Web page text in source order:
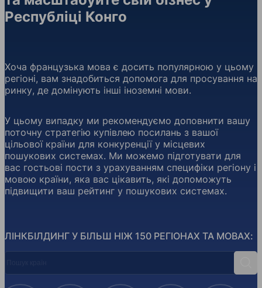
Республіці Конго
ЛІНКБІЛДИНГ У БІЛЬШ НІЖ 150 РЕГІОНАХ ТА МОВАХ:
Хоча французька мова є досить популярною у цьому
регіоні, вам знадобиться допомога для просування на
ринку, де домінують інші іноземні мови.
У цьому випадку ми рекомендуємо доповнити вашу
поточну стратегію купівлею посилань з вашої
цільової країни для конкуренції у місцевих
пошукових системах. Ми можемо підготувати для
вас гостьові пости з урахуванням специфіки регіону і
мовою країни, яка вас цікавить, які допоможуть
підвищити ваш рейтинг у пошукових системах.